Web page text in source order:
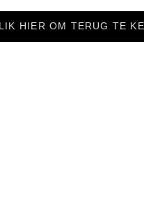
HIER OM TERUG TE